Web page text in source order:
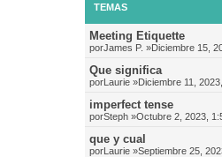
TEMAS
Meeting Etiquette
porJames P. »Diciembre 15,
Que significa
porLaurie »Diciembre 11,
imperfect tense
porSteph »Octubre 2, 2023,
que y cual
porLaurie »Septiembre 25,